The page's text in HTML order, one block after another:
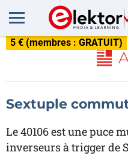
5 € (membres : GRATUIT)
Sextuple
Le 40106 est une puce
inverseurs à trigger de